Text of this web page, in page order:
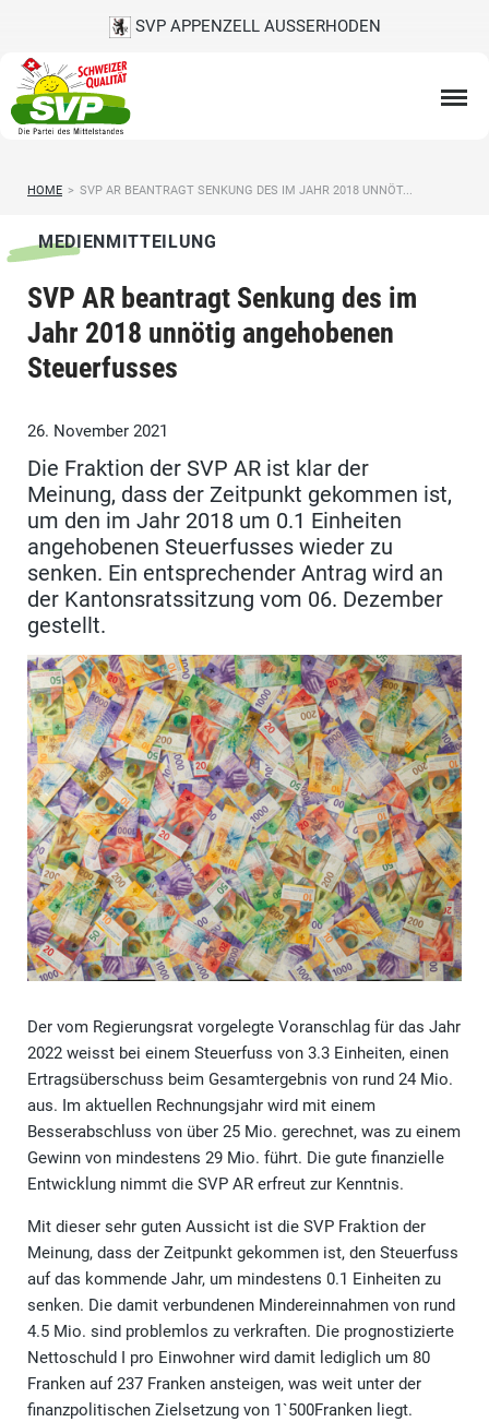
SVP APPENZELL AUSSERHODEN
HOME > SVP AR BEANTRAGT SENKUNG DES IM JAHR 2018 UNNÖT...
MEDIENMITTEILUNG
SVP AR beantragt Senkung des im
Jahr 2018 unnötig angehobenen
Steuerfusses
26. November 2021
Die Fraktion der SVP AR ist klar der
Meinung, dass der Zeitpunkt gekommen ist,
um den im Jahr 2018 um 0.1 Einheiten
angehobenen Steuerfusses wieder zu
senken. Ein entsprechender Antrag wird an
der Kantonsratssitzung vom 06. Dezember
gestellt.
Der vom Regierungsrat vorgelegte Voranschlag für das Jahr
2022 weisst bei einem Steuerfuss von 3.3 Einheiten, einen
Ertragsüberschuss beim Gesamtergebnis von rund 24 Mio.
aus. Im aktuellen Rechnungsjahr wird mit einem
Besserabschluss von über 25 Mio. gerechnet, was zu einem
Gewinn von mindestens 29 Mio. führt. Die gute finanzielle
Entwicklung nimmt die SVP AR erfreut zur Kenntnis.
Mit dieser sehr guten Aussicht ist die SVP Fraktion der
Meinung, dass der Zeitpunkt gekommen ist, den Steuerfuss
auf das kommende Jahr, um mindestens 0.1 Einheiten zu
senken. Die damit verbundenen Mindereinnahmen von rund
4.5 Mio. sind problemlos zu verkraften. Die prognostizierte
Nettoschuld I pro Einwohner wird damit lediglich um 80
Franken auf 237 Franken ansteigen, was weit unter der
finanzpolitischen Zielsetzung von 1`500Franken liegt.